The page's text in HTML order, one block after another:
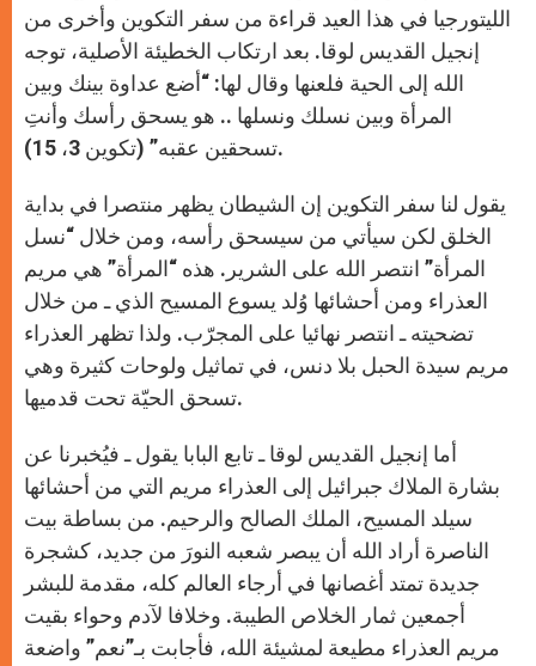
الليتورجيا في هذا العيد قراءة من سفر التكوين وأخرى من
إنجيل القديس لوقا. بعد ارتكاب الخطيئة الأصلية، توجه
الله إلى الحية فلعنها وقال لها: “أضع عداوة بينك وبين
المرأة وبين نسلك ونسلها .. هو يسحق رأسك وأنتِ
تسحقين عقبه” (تكوين 3، 15).
يقول لنا سفر التكوين إن الشيطان يظهر منتصرا في بداية
الخلق لكن سيأتي من سيسحق رأسه، ومن خلال “نسل
المرأة” انتصر الله على الشرير. هذه “المرأة” هي مريم
العذراء ومن أحشائها وُلد يسوع المسيح الذي ـ من خلال
تضحيته ـ انتصر نهائيا على المجرّب. ولذا تظهر العذراء
مريم سيدة الحبل بلا دنس، في تماثيل ولوحات كثيرة وهي
تسحق الحيّة تحت قدميها.
أما إنجيل القديس لوقا ـ تابع البابا يقول ـ فيُخبرنا عن
بشارة الملاك جبرائيل إلى العذراء مريم التي من أحشائها
سيلد المسيح، الملك الصالح والرحيم. من بساطة بيت
الناصرة أراد الله أن يبصر شعبه النورَ من جديد، كشجرة
جديدة تمتد أغصانها في أرجاء العالم كله، مقدمة للبشر
أجمعين ثمار الخلاص الطيبة. وخلافا لآدم وحواء بقيت
مريم العذراء مطيعة لمشيئة الله، فأجابت بـ”نعم” واضعة